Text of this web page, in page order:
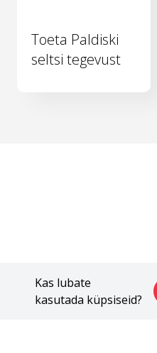
Kas lubate
kasutada küpsiseid?
Toeta Paldiski
seltsi tegevust